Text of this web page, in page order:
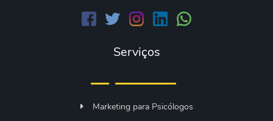
Serviços
Marketing para Psicólogos